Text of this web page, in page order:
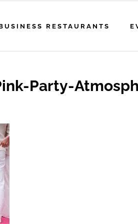
RESTAURANTS
Party-